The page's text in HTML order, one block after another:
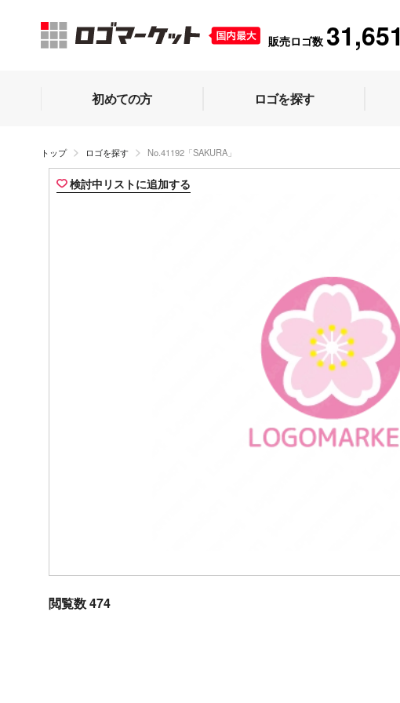
販売ロゴ数 31,651
初めての方 ロゴを探す
トップ ロゴを探す No.41192「SAKURA」
検討中リストに追加する
閲覧数 474